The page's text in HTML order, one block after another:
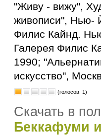
"Живу - вижу",
живописи", Нью-
Филис Кайнд.
Галерея Филис
1990;
искусство",
(голосов: 1)
Скачать в
Беккафуми